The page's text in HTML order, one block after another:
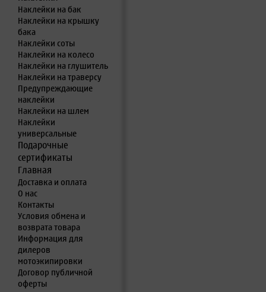
Наклейки на бак
Наклейки на крышку
бака
Наклейки соты
Наклейки на колесо
Наклейки на глушитель
Наклейки на траверсу
Предупреждающие
наклейки
Наклейки на шлем
Наклейки
универсальные
Подарочные
сертификаты
Главная
Доставка и оплата
О нас
Контакты
Условия обмена и
возврата товара
Информация для
дилеров
мотоэкипировки
Договор публичной
оферты